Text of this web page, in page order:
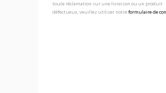
toute réclamation sur une livraison ou un produit
défectueux, veuillez utiliser notreformulaire de